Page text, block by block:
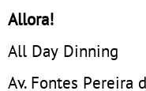
Allora!
All Day Dinning
Av. Fontes Pereira